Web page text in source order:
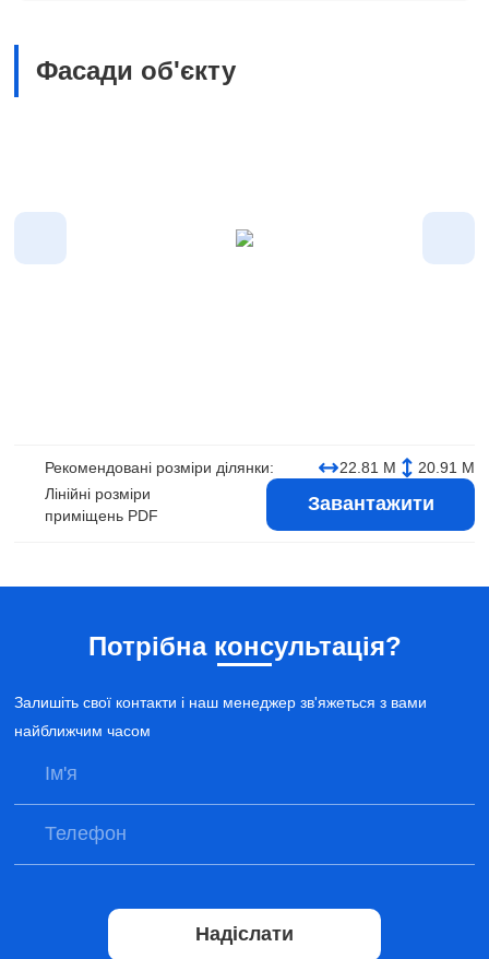
Фасади об'єкту
Рекомендовані розміри ділянки: 22.81 М
20.91 М
Лінійні розміри
приміщень PDF
Завантажити
Потрібна консультація?
Залишіть свої контакти і наш менеджер зв'яжеться з вами
найближчим часом
Надіслати